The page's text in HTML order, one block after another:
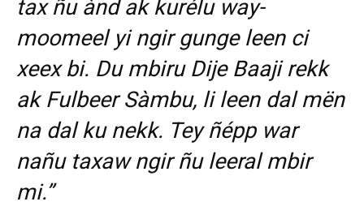
tax ñu ànd ak kurélu way-
moomeel yi ngir gunge leen ci
xeex bi. Du mbiru Dije Baaji rekk
ak Fulbeer Sàmbu, li leen dal mën
na dal ku nekk. Tey ñépp war
nañu taxaw ngir ñu leeral mbir
mi.”